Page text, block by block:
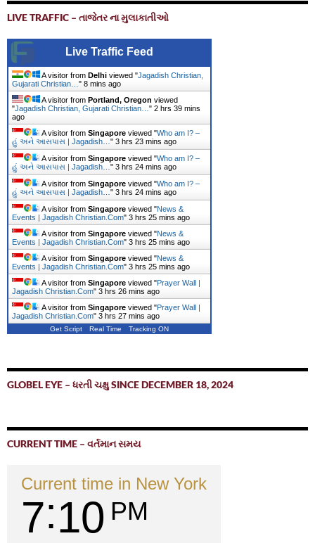
LIVE TRAFFIC – તાજેતર ના મુલાકાતીઓ
Live Traffic Feed
A visitor from Delhi viewed "Jagadish Christian,
Gujarati Christian… " 8 mins ago
A visitor from Portland, Oregon viewed
"Jagadish Christian, Gujarati Christian… " 2 hrs 39 mins
ago
A visitor from Singapore viewed "Who am I? –
હું અને આસપાસ | Jagadish… " 3 hrs 23 mins ago
A visitor from Singapore viewed "Who am I? –
હું અને આસપાસ | Jagadish… " 3 hrs 24 mins ago
A visitor from Singapore viewed "Who am I? –
હું અને આસપાસ | Jagadish… " 3 hrs 24 mins ago
A visitor from Singapore viewed "News &
Events | Jagadish Christian.Com" 3 hrs 25 mins ago
A visitor from Singapore viewed "News &
Events | Jagadish Christian.Com" 3 hrs 25 mins ago
A visitor from Singapore viewed "News &
Events | Jagadish Christian.Com" 3 hrs 25 mins ago
A visitor from Singapore viewed "Prayer Wall |
Jagadish Christian.Com" 3 hrs 26 mins ago
A visitor from Singapore viewed "Prayer Wall |
Jagadish Christian.Com" 3 hrs 27 mins ago
Get Script Real Time Tracking ON
GLOBEL EYE – ધરતી ચક્ષુ SINCE DECEMBER 18, 2024
CURRENT TIME – વર્તમાન સમય
Current time in New York
7 10 PM